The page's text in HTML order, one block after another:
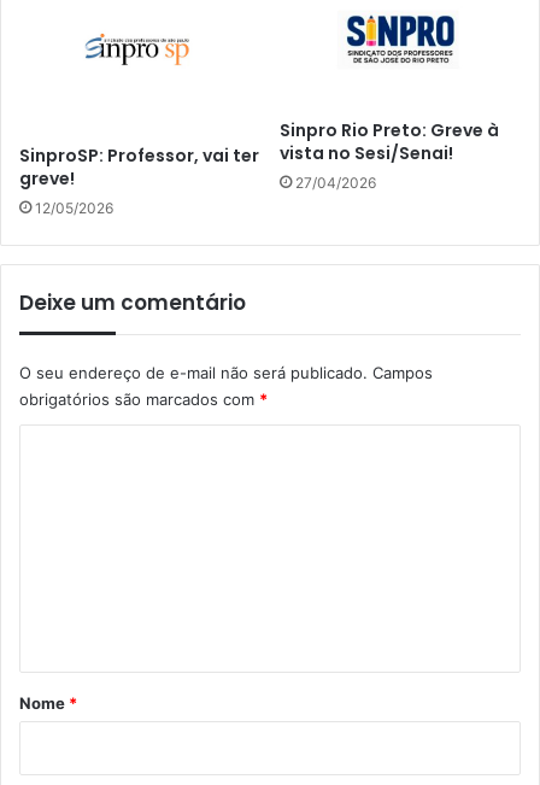
SinproSP: Professor, vai ter
greve!
12/05/2026
Sinpro Rio Preto: Greve à
vista no Sesi/Senai!
27/04/2026
Deixe um comentário
O seu endereço de e-mail não será publicado. Campos
obrigatórios são marcados com *
r
Nome *